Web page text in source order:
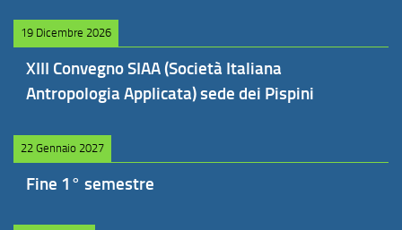
19 Dicembre 2026
XIII Convegno SIAA (Società Italiana
Antropologia Applicata) sede dei Pispini
22 Gennaio 2027
Fine 1° semestre